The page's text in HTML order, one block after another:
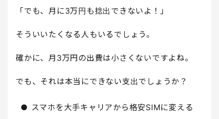
「でも、月に3万円も捻出できないよ！」
そういいたくなる人もいるでしょう。
確かに、月3万円の出費は小さくないですよね。
でも、それは本当にできない支出でしょうか？
● スマホを大手キャリアから格安SIMに変える